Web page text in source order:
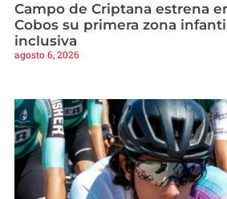
Campo de Criptana estrena
Cobos su primera zona
inclusiva
agosto 6, 2026